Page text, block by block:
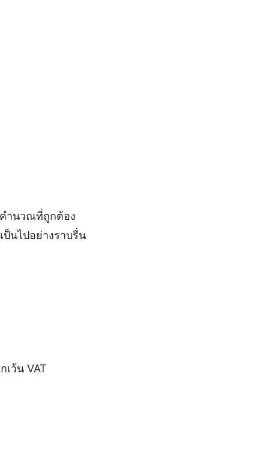
คำนวณที่ถูกต้อง
นไปอย่างราบรื่น
เว้น VAT